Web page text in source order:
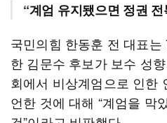
“계엄 유지됐으면 정권
국민의힘 한동훈 전 대표
한 김문수 후보가 보수 성
회에서 비상계엄으로 인한
언한 것에 대해 “계엄을 막